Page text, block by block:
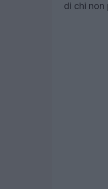
di chi non